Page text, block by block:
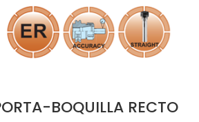
BOQUILLA RECTO